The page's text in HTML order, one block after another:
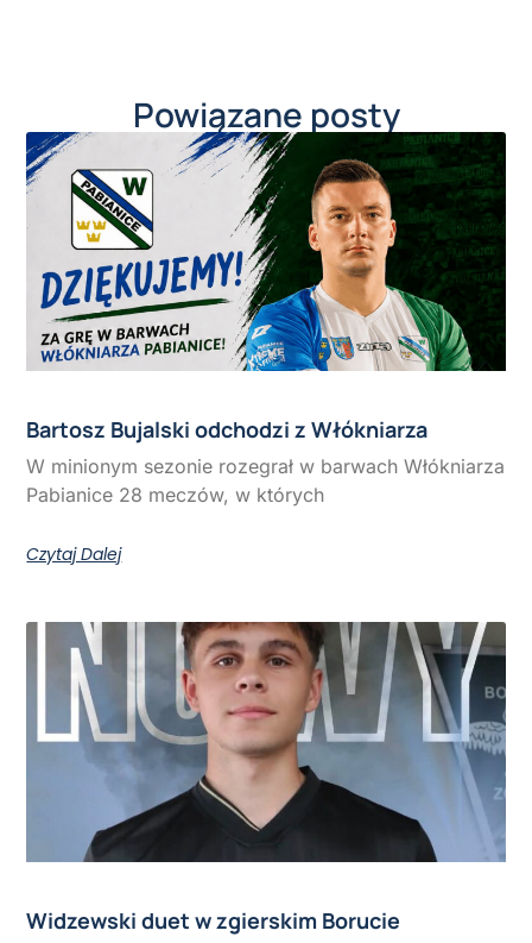
Powiązane posty
Bartosz Bujalski odchodzi z Włókniarza
W minionym sezonie rozegrał w barwach Włókniarza
Pabianice 28 meczów, w których
Czytaj Dalej
Widzewski duet w zgierskim Borucie